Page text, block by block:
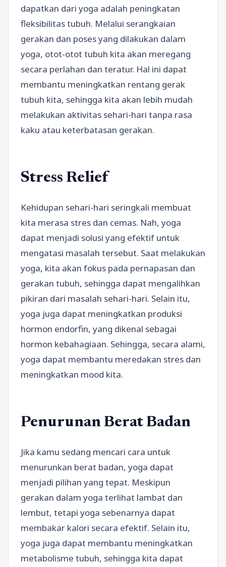
dapatkan dari yoga adalah peningkatan
fleksibilitas tubuh. Melalui serangkaian
gerakan dan poses yang dilakukan dalam
yoga, otot-otot tubuh kita akan meregang
secara perlahan dan teratur. Hal ini dapat
membantu meningkatkan rentang gerak
tubuh kita, sehingga kita akan lebih mudah
melakukan aktivitas sehari-hari tanpa rasa
kaku atau keterbatasan gerakan.
Stress Relief
Kehidupan sehari-hari seringkali membuat
kita merasa stres dan cemas. Nah, yoga
dapat menjadi solusi yang efektif untuk
mengatasi masalah tersebut. Saat melakukan
yoga, kita akan fokus pada pernapasan dan
gerakan tubuh, sehingga dapat mengalihkan
pikiran dari masalah sehari-hari. Selain itu,
yoga juga dapat meningkatkan produksi
hormon endorfin, yang dikenal sebagai
hormon kebahagiaan. Sehingga, secara alami,
yoga dapat membantu meredakan stres dan
meningkatkan mood kita.
Penurunan Berat Badan
Jika kamu sedang mencari cara untuk
menurunkan berat badan, yoga dapat
menjadi pilihan yang tepat. Meskipun
gerakan dalam yoga terlihat lambat dan
lembut, tetapi yoga sebenarnya dapat
membakar kalori secara efektif. Selain itu,
yoga juga dapat membantu meningkatkan
metabolisme tubuh, sehingga kita dapat